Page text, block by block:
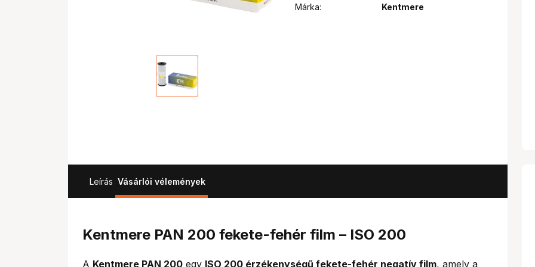
Márka:
Kentmere
Leírás Vásárlói vélemények
Kentmere PAN 200 fekete-fehér film – ISO 200
A Kentmere PAN 200 egy ISO 200 érzékenységű fekete-fehér negatív film, amely a